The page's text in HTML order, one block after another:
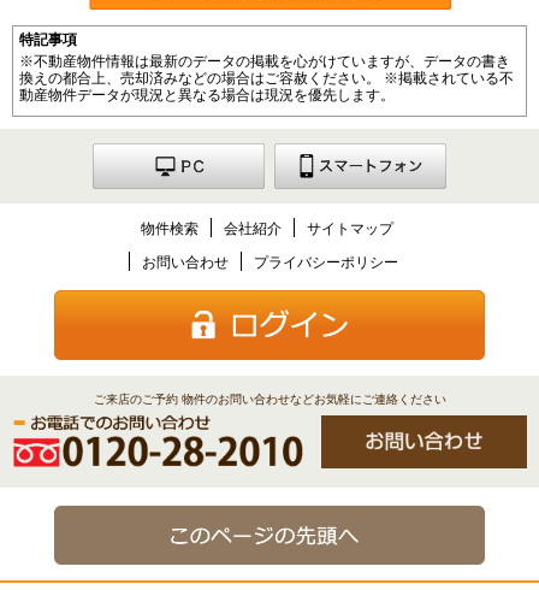
特記事項
※不動産物件情報は最新のデータの掲載を心がけていますが、データの書き
換えの都合上、売却済みなどの場合はご容赦ください。 ※掲載されている不
動産物件データが現況と異なる場合は現況を優先します。
物件検索 会社紹介
サイトマップ
お問い合わせ
プライバシーポリシー
ご来店のご予約 物件のお問い合わせなどお気軽にご連絡ください